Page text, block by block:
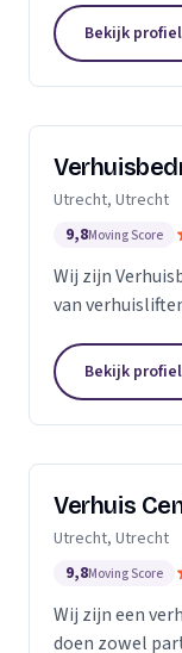
Bekijk profiel
Utrecht, Utrecht
9,8Moving Score
Wij zijn
van
Bekijk profiel
Verhuis
Utrecht, Utrecht
9,8Moving Score
Wij zijn een
doen zowel